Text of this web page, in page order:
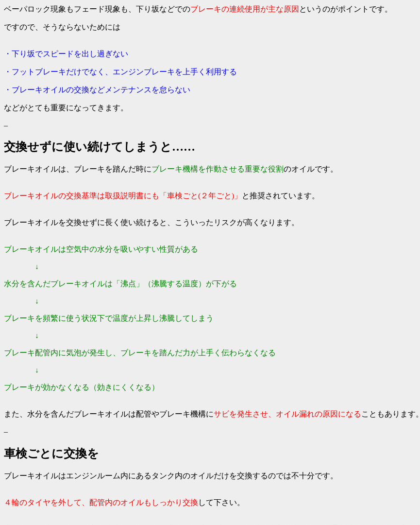
ベーパロック現象もフェード現象も、 下り坂などでのブレーキの連続使用が主な原因 というのがポイントです。
ですので、そうならないためには
・下り坂でスピードを出し過ぎない
・フットブレーキだけでなく、エンジンブレーキを上手く利用する
・ブレーキオイルの交換などメンテナンスを怠らない
などがとても重要になってきます。
–
交換せずに使い続けてしまうと……
ブレーキオイルは、ブレーキを踏んだ時にブレーキ機構を作動させる重要な役割のオイルです。
ブレーキオイルの交換基準は取扱説明書にも「車検ごと(２年ごと)」 と推奨されています。
ブレーキオイルを交換せずに長く使い続けると、こういったリスクが高くなります。
ブレーキオイルは空気中の水分を吸いやすい性質がある
↓
水分を含んだブレーキオイルは「沸点」（沸騰する温度）が下がる
↓
ブレーキを頻繁に使う状況下で温度が上昇し沸騰してしまう
↓
ブレーキ配管内に気泡が発生し、ブレーキを踏んだ力が上手く伝わらなくなる
↓
ブレーキが効かなくなる（効きにくくなる）
また、水分を含んだブレーキオイルは配管やブレーキ機構にサビを発生させ、オイル漏れの原因になる こともあります。
–
車検ごとに交換を
ブレーキオイルはエンジンルーム内にあるタンク内のオイルだけを交換するのでは不十分です。
４輪のタイヤを外して、配管内のオイルもしっかり交換 して下さい。